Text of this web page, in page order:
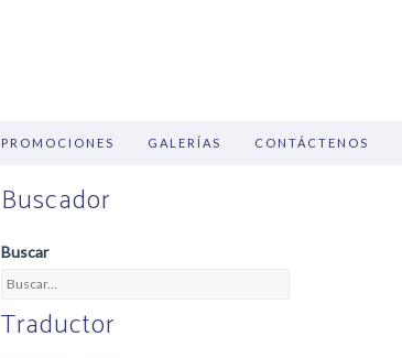
PROMOCIONES GALERÍAS CONTÁCTENOS
Buscador
Buscar
Traductor